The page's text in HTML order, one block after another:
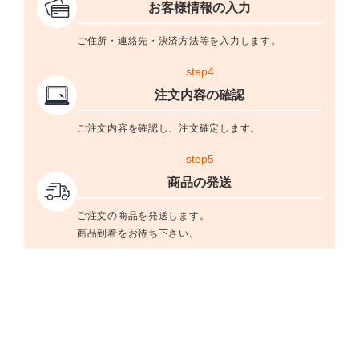
お客様情報の入力
ご住所・連絡先・決済方法等を入力します。
step4
注文内容の確認
ご注文内容を確認し、注文確定します。
step5
商品の発送
ご注文の商品を発送します。
商品到着をお待ち下さい。